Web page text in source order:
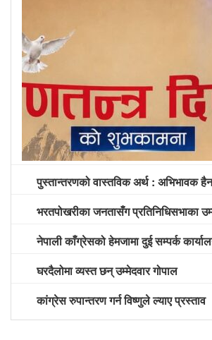
पुस्तान्तरणको वास्तविक अर्थ : अभिभावक हैन, युद्धकला सिकेको
भरतपोखरीका जनतासँग प्रतिनिधिसभाका
नेपाली काँग्रेसको हेमजामा दुई सम्पर्क
घरदैलोमा व्यस्त छन् उम्मेदवार गोपाल
कांग्रेस रुपान्तरण गर्न विष्णुले ल्याए प्रस्ताव